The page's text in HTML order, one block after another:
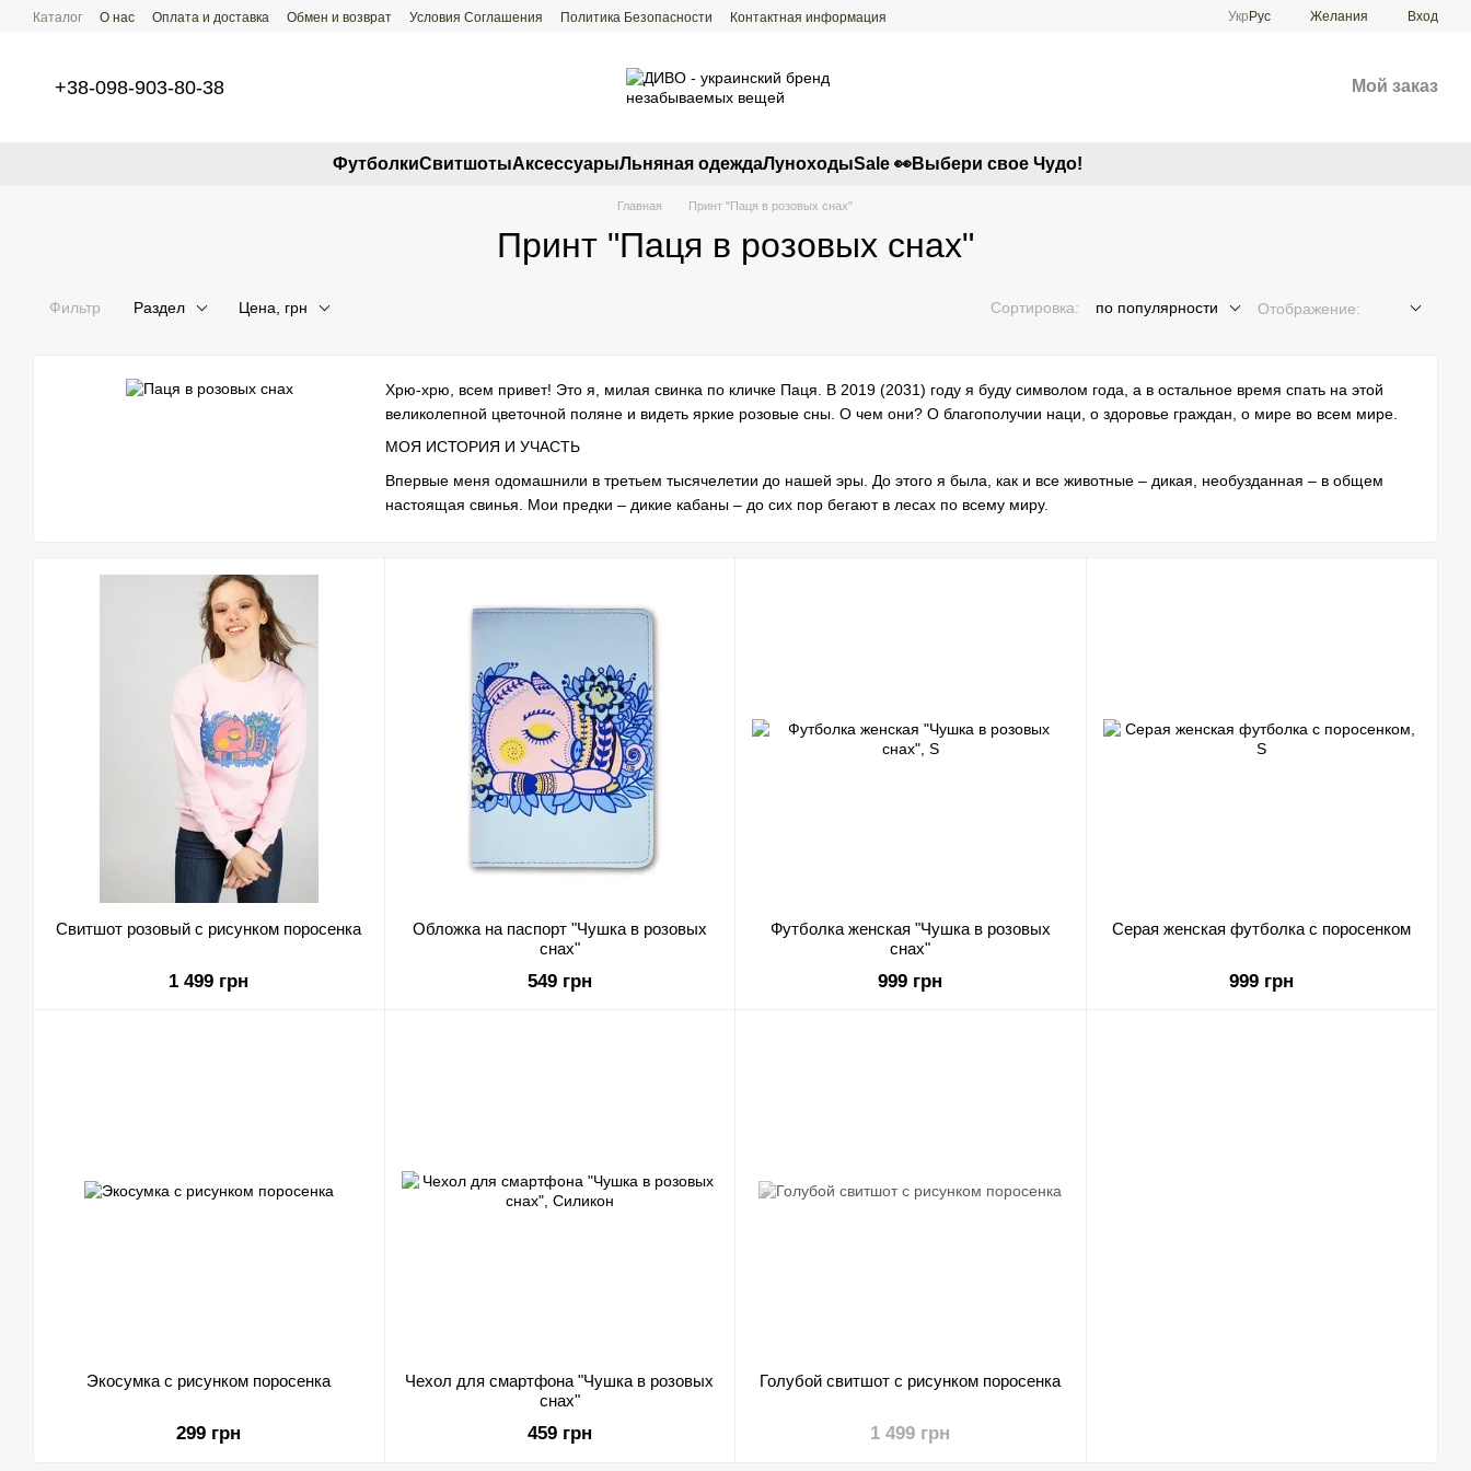
Перейти к основному контенту
Каталог О нас Оплата и доставка Обмен и возврат Условия Соглашения Политика Безопасности Контактная информация Укр Рус Желания Вход
+38-098-903-80-38 Мой заказ
ФутболкиСвитшотыАксессуарыЛьняная одеждаЛуноходыSale 👀Выбери свое Чудо!
Главная Принт "Паця в розовых снах"
Принт "Паця в розовых снах"
Фильтр Раздел Цена, грн Сортировка: по популярности Отображение:
Хрю-хрю, всем привет! Это я, милая свинка по кличке Паця. В 2019 (2031) году я буду символом года, а в остальное время спать на этой
великолепной цветочной поляне и видеть яркие розовые сны. О чем они? О благополучии наци, о здоровье граждан, о мире во всем мире.
МОЯ ИСТОРИЯ И УЧАСТЬ
Впервые меня одомашнили в третьем тысячелетии до нашей эры. До этого я была, как и все животные – дикая, необузданная – в общем
настоящая свинья. Мои предки – дикие кабаны – до сих пор бегают в лесах по всему миру.
Я В КУЛЬТУРЕ
Не всегда я, Паця в розовых снах, иду на мясо. Я – любимый персонаж сказок, мультфильмов, картин – короче искусства. Традиционно меня
изображают в негативном смысле. Со мной сравнивают неряшливого человека, который позволяет себе различные вольности. А знаете
почему? Из-за моих привычек – я люблю и в грязи поваляться и хрюкнуть в неподходящий момент и оставить после себя след.
Но в 2013 году вдруг ситуация резко изменилась. Создатели мультсериала о непростом воспитании девочки отцом-одиночкой посмотрели на
мой образ по-другому. Я полюбила искусство – книги, танцы. Но мои попытки заканчиваются все тем же – недо - или перестаранием.
МОЯ НОВАЯ ЖИЗНЬ
На меня теперь обратили внимание дизайнеры бренда Диво. Они сделали мой красивый портрет. Увидеть меня, пацю в розовых снах,
можно на фирменной продукции – футболках, свитшотах, чашках…. Покупайте фирменные изделия по самым выгодным ценам в стране.
Свитшот розовый с рисунком поросенка
1 499 грн
Обложка на паспорт "Чушка в розовых
снах"
549 грн
Футболка женская "Чушка в розовых
снах"
999 грн
Серая женская футболка с поросенком
999 грн
Экосумка с рисунком поросенка
299 грн
Чехол для смартфона "Чушка в розовых
снах"
459 грн
Голубой свитшот с рисунком поросенка
1 499 грн